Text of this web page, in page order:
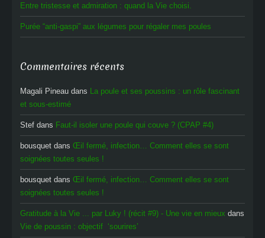
Entre tristesse et admiration : quand la Vie choisi.
Purée “anti-gaspi” aux légumes pour régaler mes poules
Commentaires récents
Magali Pineau dans
La poule et ses poussins : un rôle fascinant
et sous-estimé
Stef dans Faut-il isoler une poule qui couve ? (CPAP #4)
bousquet dans Œil fermé, infection… Comment elles se sont
soignées toutes seules !
bousquet dans Œil fermé, infection… Comment elles se sont
soignées toutes seules !
Gratitude à la Vie ... par Luky ! (récit #9) - Une vie en mieux dans
Vie de poussin : objectif ‘sourires’